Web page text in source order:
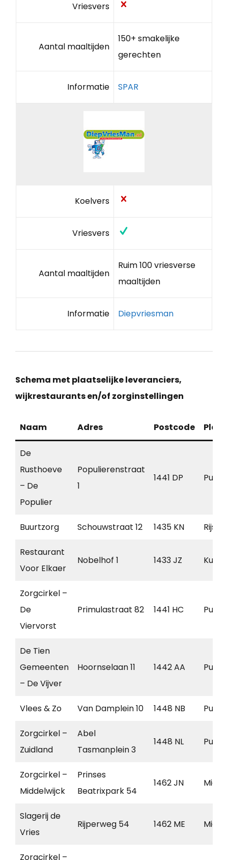
Vriesvers
Aantal maaltijden
150+ smakelijke
gerechten
Informatie SPAR
Koelvers
Vriesvers
Aantal maaltijden
Ruim 100 vriesverse
maaltijden
Informatie Diepvriesman
Schema met plaatselijke leveranciers,
wijkrestaurants en/of zorginstellingen
Naam Adres Postcode
De
Rusthoeve
– De
Populier
Populierenstraat
1
1441 DP
Buurtzorg Schouwstraat 12 1435 KN
Restaurant
Voor Elkaer
Nobelhof 1 1433 JZ
Zorgcirkel –
De
Viervorst
Primulastraat 82 1441 HC
De Tien
Gemeenten
– De Vijver
Hoornselaan 11 1442 AA
Vlees & Zo Van Damplein 10 1448 NB
Zorgcirkel –
Zuidland
Abel
Tasmanplein 3
1448 NL
Zorgcirkel –
Middelwijck
Prinses
Beatrixpark 54
1462 JN
Slagerij de
Vries
Rijperweg 54 1462 ME
Zorgcirkel –